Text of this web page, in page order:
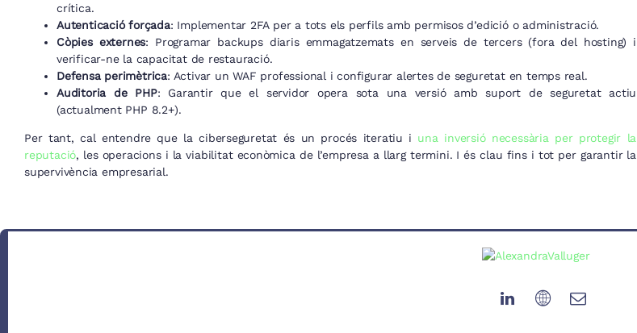
crítica.
Autenticació forçada: Implementar 2FA per a tots els perfils amb permisos d’edició o administració.
Còpies externes: Programar backups diaris emmagatzemats en serveis de tercers (fora del hosting) i
verificar-ne la capacitat de restauració.
Defensa perimètrica: Activar un WAF professional i configurar alertes de seguretat en temps real.
Auditoria de PHP: Garantir que el servidor opera sota una versió amb suport de seguretat actiu
(actualment PHP 8.2+).
Per tant, cal entendre que la ciberseguretat és un procés iteratiu i una inversió necessària per protegir la
reputació, les operacions i la viabilitat econòmica de l’empresa a llarg termini. I és clau fins i tot per garantir la
supervivència empresarial.